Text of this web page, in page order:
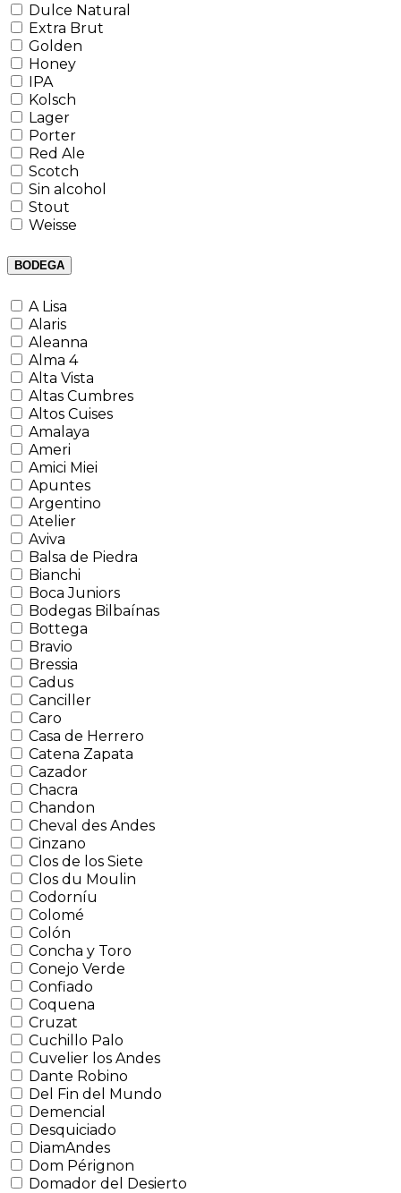
Dulce Natural
Extra Brut
Golden
Honey
IPA
Kolsch
Lager
Porter
Red Ale
Scotch
Sin alcohol
Stout
Weisse
BODEGA
A Lisa
Alaris
Aleanna
Alma 4
Alta Vista
Altas Cumbres
Altos Cuises
Amalaya
Ameri
Amici Miei
Apuntes
Argentino
Atelier
Aviva
Balsa de Piedra
Bianchi
Boca Juniors
Bodegas Bilbaínas
Bottega
Bravio
Bressia
Cadus
Canciller
Caro
Casa de Herrero
Catena Zapata
Cazador
Chacra
Chandon
Cheval des Andes
Cinzano
Clos de los Siete
Clos du Moulin
Codorníu
Colomé
Colón
Concha y Toro
Conejo Verde
Confiado
Coquena
Cruzat
Cuchillo Palo
Cuvelier los Andes
Dante Robino
Del Fin del Mundo
Demencial
Desquiciado
DiamAndes
Dom Pérignon
Domador del Desierto